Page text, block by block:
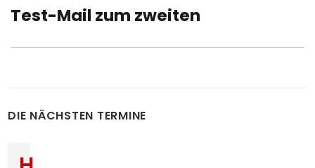
Next
Test-Mail zum zweiten
DIE NÄCHSTEN TERMINE